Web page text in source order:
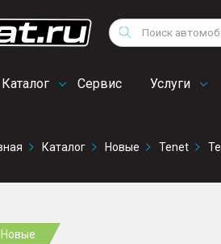
Поиск
Каталог Сервис
сервис
Услуги
Каталог Новые Tenet
Новые